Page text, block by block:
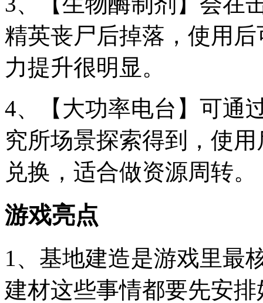
精英丧尸后掉落，使用
力提升很明显。
4、【大功率电台】可通
究所场景探索得到，使
兑换，适合做资源周转。
游戏亮点
1、基地建造是游戏里最
建材这些事情都要先安